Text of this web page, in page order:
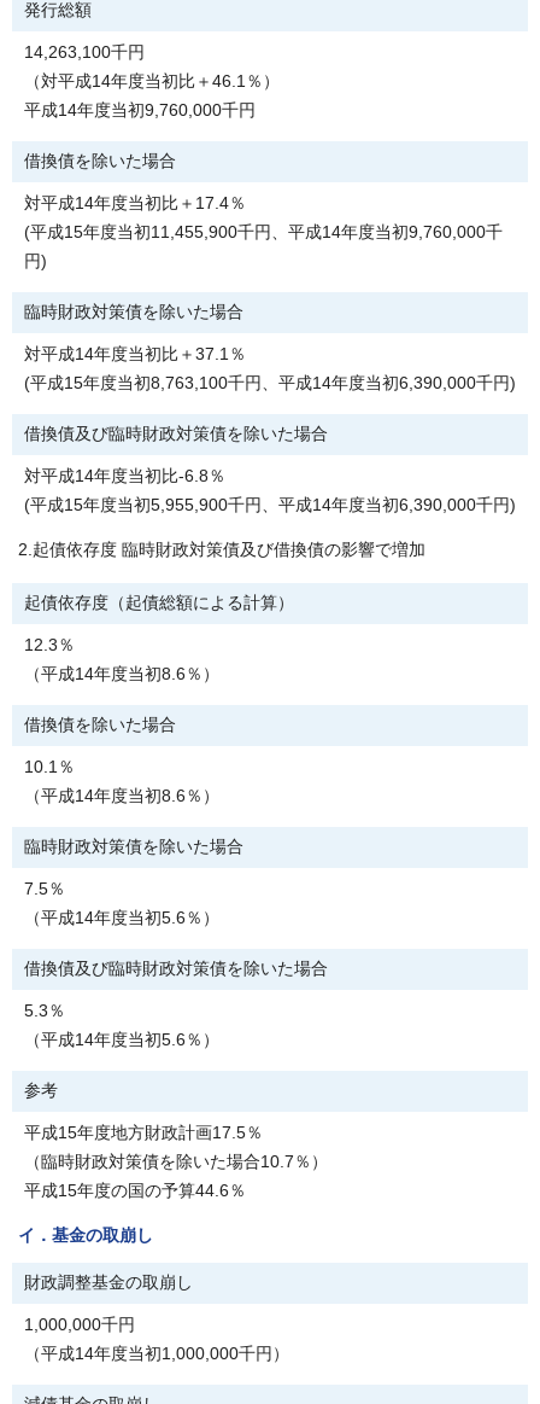
発行総額
14,263,100千円
（対平成14年度当初比＋46.1％）
平成14年度当初9,760,000千円
借換債を除いた場合
対平成14年度当初比＋17.4％
(平成15年度当初11,455,900千円、平成14年度当初9,760,000千
円)
臨時財政対策債を除いた場合
対平成14年度当初比＋37.1％
(平成15年度当初8,763,100千円、平成14年度当初6,390,000千円)
借換債及び臨時財政対策債を除いた場合
対平成14年度当初比-6.8％
(平成15年度当初5,955,900千円、平成14年度当初6,390,000千円)
2.起債依存度 臨時財政対策債及び借換債の影響で増加
起債依存度（起債総額による計算）
12.3％
（平成14年度当初8.6％）
借換債を除いた場合
10.1％
（平成14年度当初8.6％）
臨時財政対策債を除いた場合
7.5％
（平成14年度当初5.6％）
借換債及び臨時財政対策債を除いた場合
5.3％
（平成14年度当初5.6％）
参考
平成15年度地方財政計画17.5％
（臨時財政対策債を除いた場合10.7％）
平成15年度の国の予算44.6％
イ．基金の取崩し
財政調整基金の取崩し
1,000,000千円
（平成14年度当初1,000,000千円）